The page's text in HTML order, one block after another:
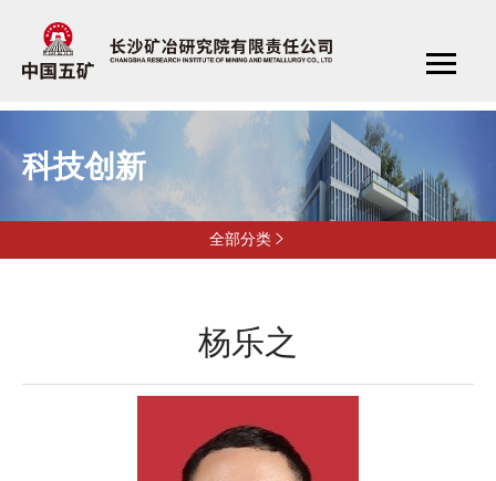
科技创新
全部分类 
杨乐之